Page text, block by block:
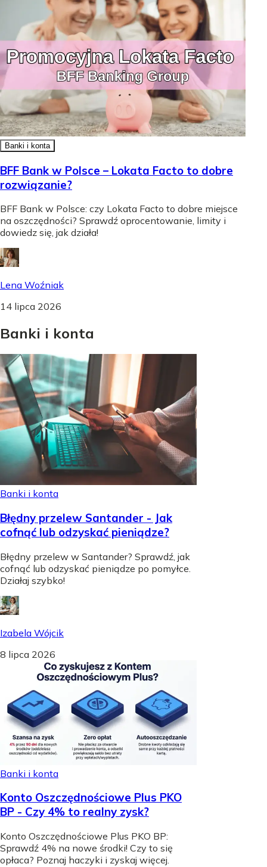
Banki i konta
BFF Bank w Polsce – Lokata Facto to dobre
rozwiązanie?
BFF Bank w Polsce: czy Lokata Facto to dobre miejsce
na oszczędności? Sprawdź oprocentowanie, limity i
dowiedz się, jak działa!
Lena Woźniak
14 lipca 2026
Banki i konta
Banki i konta
Błędny przelew Santander - Jak
cofnąć lub odzyskać pieniądze?
Błędny przelew w Santander? Sprawdź, jak
cofnąć lub odzyskać pieniądze po pomyłce.
Działaj szybko!
Izabela Wójcik
8 lipca 2026
Banki i konta
Konto Oszczędnościowe Plus PKO
BP - Czy 4% to realny zysk?
Konto Oszczędnościowe Plus PKO BP:
Sprawdź 4% na nowe środki! Czy to się
opłaca? Poznaj haczyki i zyskaj więcej.